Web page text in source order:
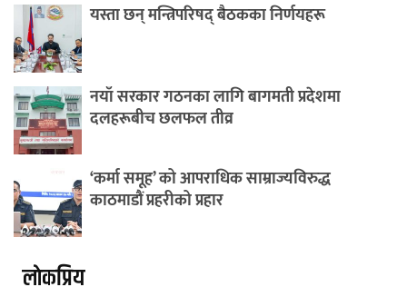
यस्ता छन् मन्त्रिपरिषद् बैठकका निर्णयहरू
नयाँ सरकार गठनका लागि बागमती प्रदेशमा
दलहरूबीच छलफल तीव्र
‘कर्मा समूह’ को आपराधिक साम्राज्यविरुद्ध
काठमाडौं प्रहरीको प्रहार
लाेकप्रिय